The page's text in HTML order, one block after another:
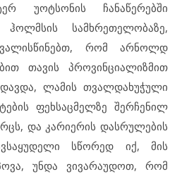
უოტსონის ჩანაწერებში
სამხრეთელობაზე,
რომ არნოლდ
თავის პროვინციალიზმით
ლამის თვალდახუჭული
ფეხსაცმელზე შერჩენილ
და კარიერის დასრულების
სწორედ იქ, მის
უნდა ვივარაუდოთ, რომ